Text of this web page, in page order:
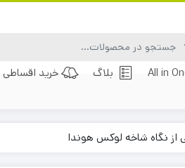
بلاگ خرید اقساطی